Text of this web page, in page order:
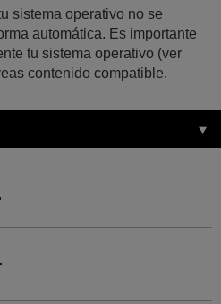
sistema operativo no se
automática. Es importante
tu sistema operativo (ver
contenido compatible.